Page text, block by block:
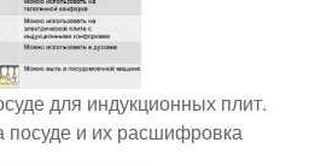
для индукционных плит.
посуде и их расшифровка